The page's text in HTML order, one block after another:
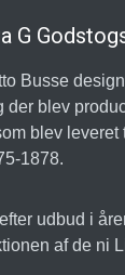
G
Busse
der blev
blev leveret
1878.
udbud i
af de ni